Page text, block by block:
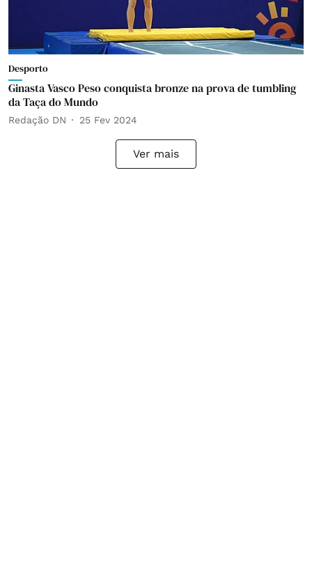
Desporto
Ginasta Vasco Peso conquista bronze na prova de tumbling
da Taça do Mundo
Redação DN 25 Fev 2024
Ver mais